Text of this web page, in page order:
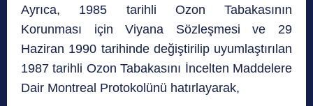
Ayrıca, 1985 tarihli Ozon Tabakasının
Korunması için Viyana Sözleşmesi ve 29
Haziran 1990 tarihinde değiştirilip uyumlaştırılan
1987 tarihli Ozon Tabakasını İncelten Maddelere
Dair Montreal Protokolünü hatırlayarak,